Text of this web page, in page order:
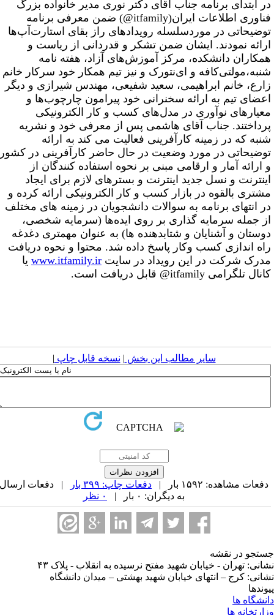
ابتدای برنامه جناب آقای دکتر نوری مدیر خانواده بزرگ
اطلاعات ایران(@itfamily) ضمن معرفی برنامه
در موردسلسله رویدادهای راز بقای استارت‌آپ‌ها
نمودند. ایشان ضمن تشکر و قدردانی از ریاست و
دانشکده،‌ مرکز آموز‌ش‌های آزاد، هفته نامه
و ای‌نتورک و نیز تیم همکار خود سرکار خانم
خانم ابراهیمی،‌ سعید شفیعی، مهندس شیرازی و دیگر
تیم به ارائه سخنرانی خود پیرامون چارچوب‌ها و
نوآوری در مدل‌های کسب و کار الکترونیکی
جناب آقای هاشمی پس از معرفی خود و نشریه
که در زمینه کارآفرینی فعالیت می کند به ارائه
در مورد وضعیت در حال حاضر کارآفرینی در کشور
ارائه آمار و ارقامی مبنی بر نحوه استفاده کنندگان از
و نسل جدید اینترنت و بسترهای لازم برای ایجاد
بالقوه در بازار کسب و کار الکترونیکی ارائه کرده و
انتهای برنامه به سوالات دانشجویان در زمینه های مختلف
جمله سرمایه گذاری بر روی ایده‌ها (سرمایه شخصی،
و آشنایان و شتابدهنده ها) به عنوان مهمتری دغدغه
اندازی کسب وکار پاسخ داده شد. محتوا و نحوه دریافت
شرکت در این رویداد در سایتwww.itfamily.irیا
تلگرامی @itfamilyقابل دریافت است.
سایر مطالب این بخش | نسخه قابل چاپ|
دفعات مشاهده: ۱۵۹۲ بار | دفعات چاپ: ۳۹۹ بار
| دفعات ارسال
به دیگران: ۰ بار |
در نقشه
تهران - خیابان شهید مفتح نرسیده به انقلاب - پلاک ۴۳
کرج – انتهای خیابان شهید بهشتی – میدان دانشگاه
ها
ها